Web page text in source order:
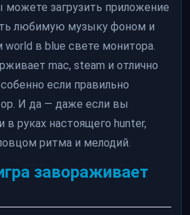
загрузить приложение
любимую музыку фоном и
world в blue свете монитора.
mac, steam и отлично
если правильно
И да — даже если вы
в руках настоящего hunter,
ритма и мелодий.
завораживает